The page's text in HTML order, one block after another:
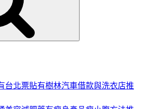
台北票貼有樹林汽車借款與洗衣店推